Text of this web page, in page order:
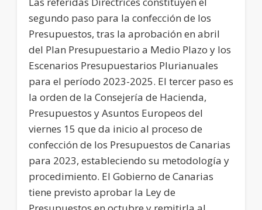
segundo paso para la confección de los
Presupuestos, tras la aprobación en abril
del Plan Presupuestario a Medio Plazo y los
Escenarios Presupuestarios Plurianuales
para el período 2023-2025. El tercer paso es
la orden de la Consejería de Hacienda,
Presupuestos y Asuntos Europeos del
viernes 15 que da inicio al proceso de
confección de los Presupuestos de Canarias
para 2023, estableciendo su metodología y
procedimiento. El Gobierno de Canarias
tiene previsto aprobar la Ley de